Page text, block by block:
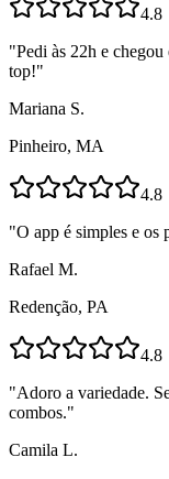
4.8
"Pedi às 22h e
top!"
Mariana S.
Pinheiro, MA
4.8
"O app é simples e os
Rafael M.
Redenção, PA
4.8
"Adoro a variedade.
combos."
Camila L.